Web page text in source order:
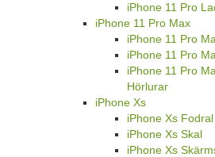
iPhone 11 Pro
iPhone 11 Pro Max
iPhone 11 Pro
iPhone 11 Pro
iPhone 11 Pro
Hörlurar
iPhone Xs
iPhone Xs Fodral
iPhone Xs Skal
iPhone Xs